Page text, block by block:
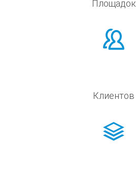
Площадок
Клиентов